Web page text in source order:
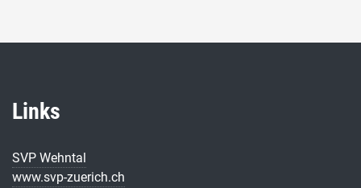
Links
SVP Wehntal
www.svp-zuerich.ch